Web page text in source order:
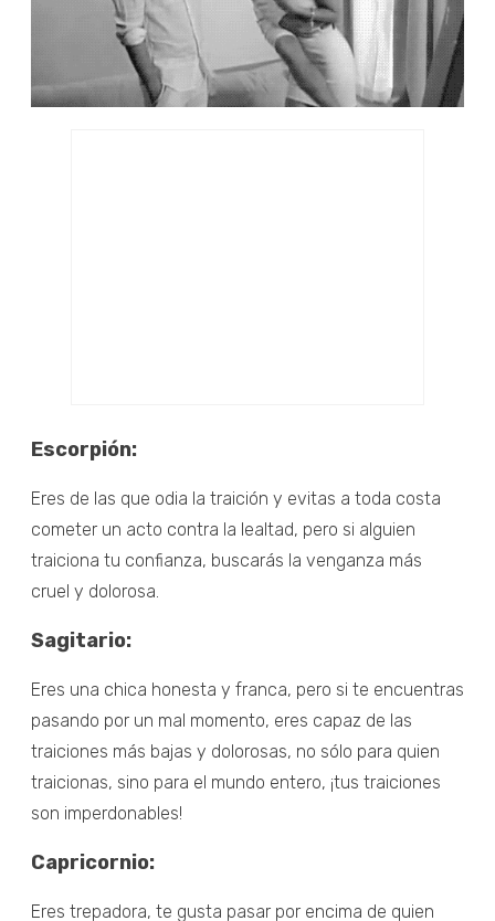
Escorpión:
Eres de las que odia la traición y evitas a toda costa
cometer un acto contra la lealtad, pero si alguien
traiciona tu confianza, buscarás la venganza más
cruel y dolorosa.
Sagitario:
Eres una chica honesta y franca, pero si te encuentras
pasando por un mal momento, eres capaz de las
traiciones más bajas y dolorosas, no sólo para quien
traicionas, sino para el mundo entero, ¡tus traiciones
son imperdonables!
Capricornio:
Eres trepadora, te gusta pasar por encima de quien